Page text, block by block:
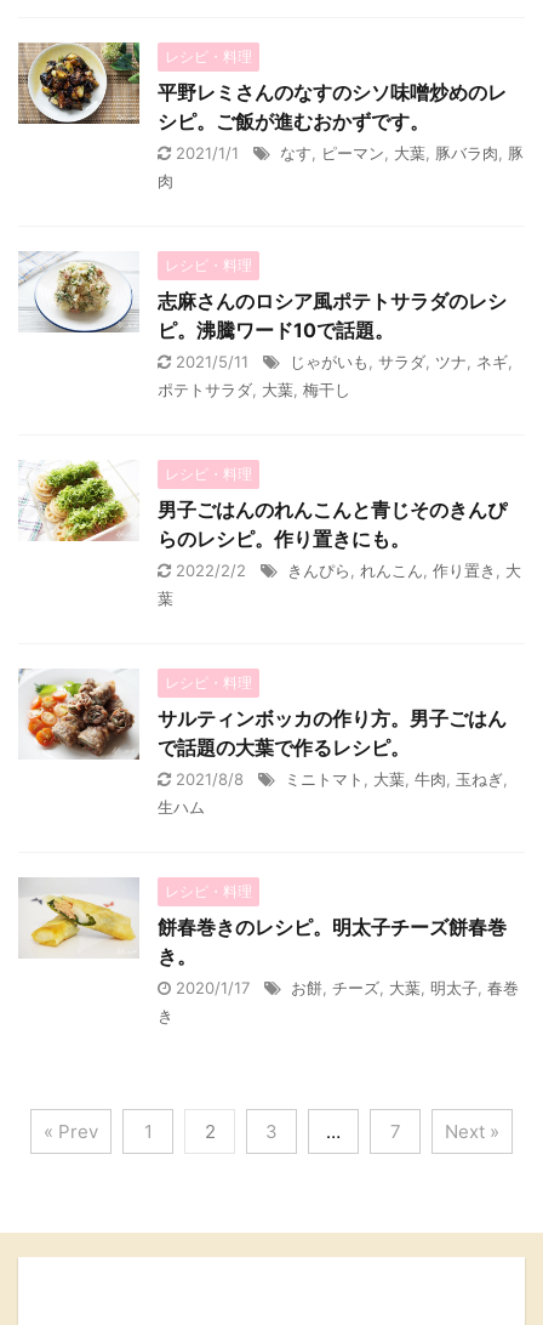
レシピ・料理
平野レミさんのなすのシソ味噌炒めのレ
シピ。ご飯が進むおかずです。
2021/1/1 なす ピーマン 大葉 豚バラ肉
豚
肉
レシピ・料理
志麻さんのロシア風ポテトサラダのレシ
ピ。沸騰ワード10で話題。
2021/5/11 じゃがいも サラダ ツナ ネギ
ポテトサラダ 大葉 梅干し
レシピ・料理
男子ごはんのれんこんと青じそのきんぴ
らのレシピ。作り置きにも。
2022/2/2 きんぴら れんこん 作り置き
大
葉
レシピ・料理
サルティンボッカの作り方。男子ごはん
で話題の大葉で作るレシピ。
2021/8/8 ミニトマト 大葉 牛肉 玉ねぎ
生ハム
レシピ・料理
餅春巻きのレシピ。明太子チーズ餅春巻
き。
2020/1/17 お餅 チーズ 大葉 明太子 春巻
き
« Prev 1 2 3 … 7 Next »